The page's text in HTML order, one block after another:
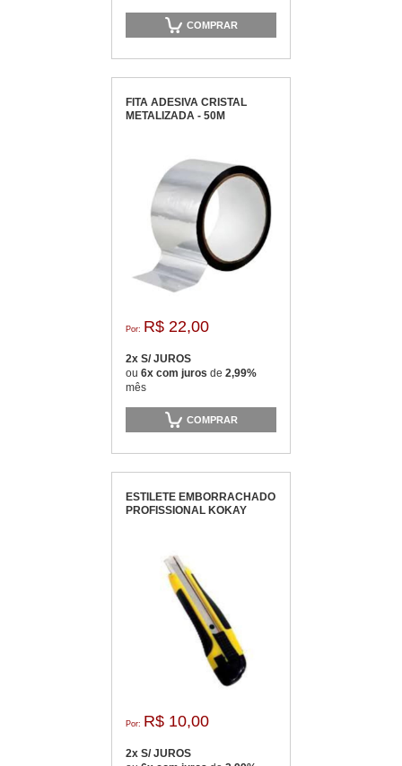
COMPRAR
FITA ADESIVA CRISTAL
METALIZADA - 50M
Por: R$ 22,00
2x S/ JUROS
ou 6x com juros de 2,99%
mês
COMPRAR
ESTILETE EMBORRACHADO
PROFISSIONAL KOKAY
Por: R$ 10,00
2x S/ JUROS